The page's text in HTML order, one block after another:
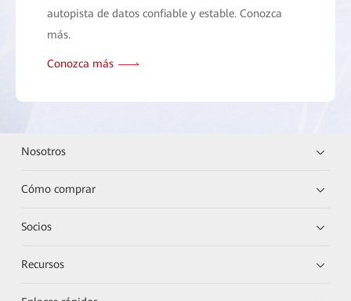
autopista de datos confiable y estable. Conozca
más.
Conozca más
Nosotros
Cómo comprar
Socios
Recursos